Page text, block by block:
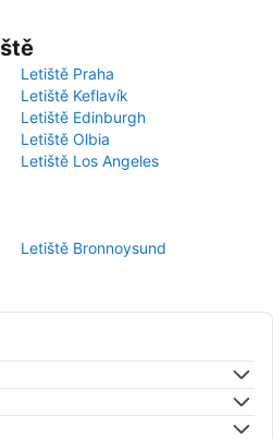
Letiště Praha
Letiště Keflavík
Letiště Edinburgh
Letiště Olbia
Letiště Los Angeles
Letiště Bronnoysund